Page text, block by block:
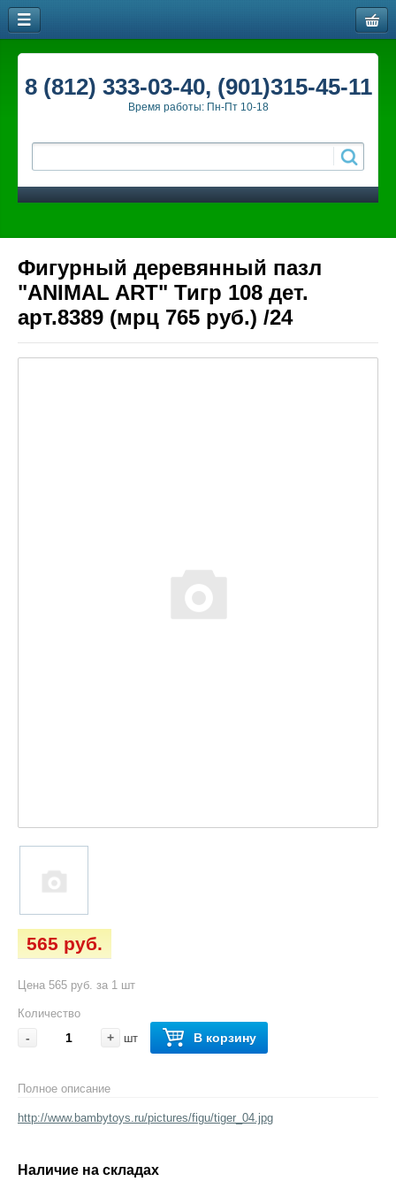
8 (812) 333-03-40, (901)315-45-11
Время работы: Пн-Пт 10-18
Фигурный деревянный пазл
"ANIMAL ART" Тигр 108 дет.
арт.8389 (мрц 765 руб.) /24
565 руб.
Цена 565 руб. за 1 шт
Количество
- + шт В корзину
Полное описание
http://www.bambytoys.ru/pictures/figu/tiger_04.jpg
Наличие на складах